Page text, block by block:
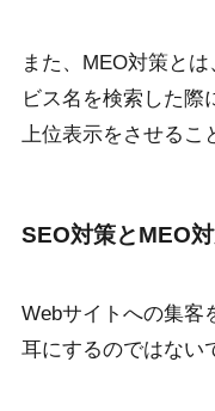
また、MEO対策と
ビス名を検索した際
上位表示をさせるこ
SEO対策とMEO
Webサイトへの集客
耳にするのではない